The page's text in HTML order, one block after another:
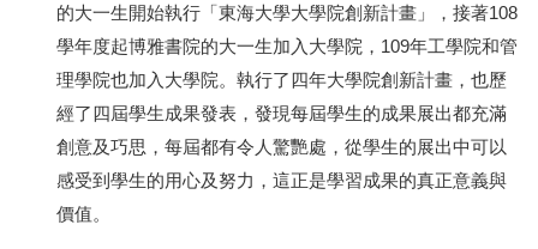
的大一生開始執行「東海大學大學院創新計畫」，接著108
學年度起博雅書院的大一生加入大學院， 109年工學院和管
理學院也加入大學院。執行了四年大學院創新計畫，也歷
經了四屆學生成果發表，發現每屆學生的成果展出都充滿
創意及巧思，每屆都有令人驚艷處，從學生的展出中可以
感受到學生的用心及努力，這正是學習成果的真正意義與
價值。